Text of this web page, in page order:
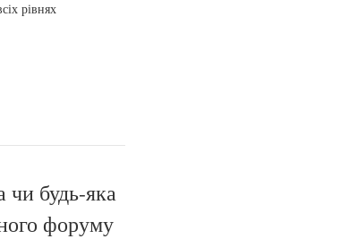
рівнях
чи будь-яка
форуму